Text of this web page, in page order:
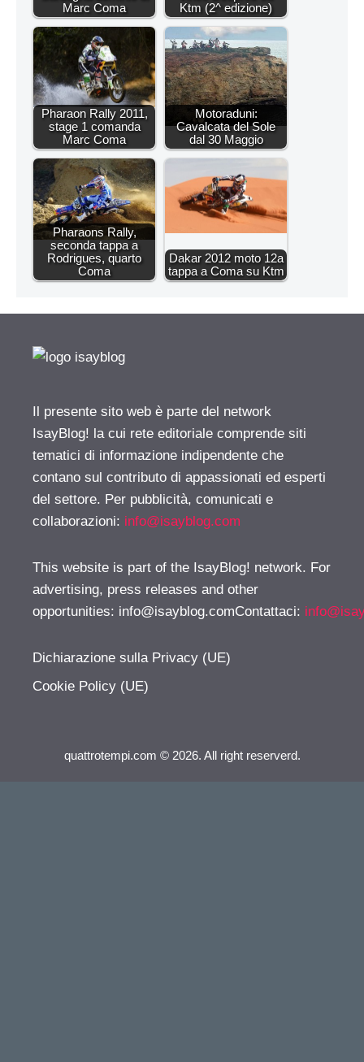
Marc Coma
Ktm (2^ edizione)
Pharaon Rally 2011,
stage 1 comanda
Marc Coma
Motoraduni:
Cavalcata del Sole
dal 30 Maggio
Pharaons Rally,
seconda tappa a
Rodrigues, quarto
Coma
Dakar 2012 moto 12a
tappa a Coma su Ktm
Il presente sito web è parte del network
IsayBlog! la cui rete editoriale comprende siti
tematici di informazione indipendente che
contano sul contributo di appassionati ed esperti
del settore. Per pubblicità, comunicati e
collaborazioni: info@isayblog.com
This website is part of the IsayBlog! network. For
advertising, press releases and other
opportunities: info@isayblog.comContattaci:
Dichiarazione sulla Privacy (UE)
Cookie Policy (UE)
quattrotempi.com © 2026. All right reserverd.